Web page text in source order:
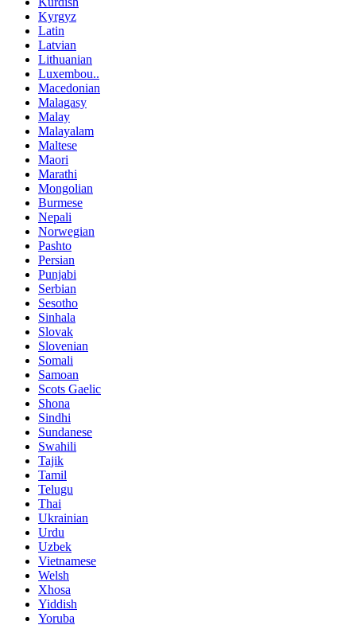
Kyrgyz
Latin
Latvian
Lithuanian
Luxembou..
Macedonian
Malagasy
Malay
Malayalam
Maltese
Maori
Marathi
Mongolian
Burmese
Nepali
Norwegian
Pashto
Persian
Punjabi
Serbian
Sesotho
Sinhala
Slovak
Slovenian
Somali
Samoan
Scots Gaelic
Shona
Sindhi
Sundanese
Swahili
Tajik
Tamil
Telugu
Thai
Ukrainian
Urdu
Uzbek
Vietnamese
Welsh
Xhosa
Yiddish
Yoruba